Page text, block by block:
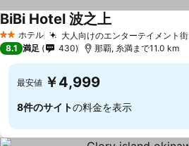
2 ホテルのランク
ホテル 大人向けのエンターテイメント街
BiBi Hotel 波之上
8.1 満足 430 那覇, 糸満まで11.0 km
最安値 ￥4,999
8件のサイトの料金を表示